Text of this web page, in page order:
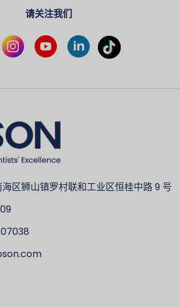
请关注我们
区狮山镇罗村联和工业区恒桂中路 9 号